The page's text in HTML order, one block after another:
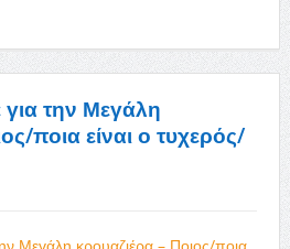
την Μεγάλη
ποια είναι ο τυχερός/